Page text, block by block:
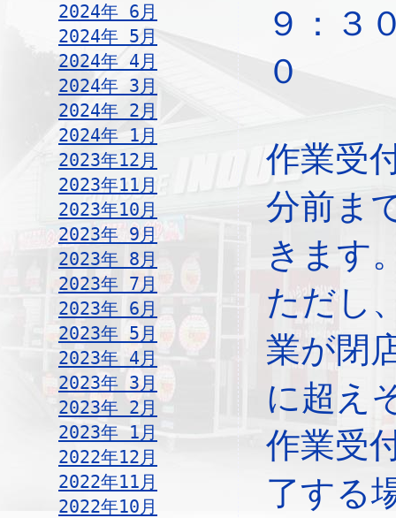
2024年 6月
2024年 5月
2024年 4月
2024年 3月
2024年 2月
2024年 1月
2023年12月
2023年11月
2023年10月
2023年 9月
2023年 8月
2023年 7月
2023年 6月
2023年 5月
2023年 4月
2023年 3月
2023年 2月
2023年 1月
2022年12月
2022年11月
2022年10月
９：３
０
作業受
分前ま
きます
ただし
業が閉
に超え
作業受
了する